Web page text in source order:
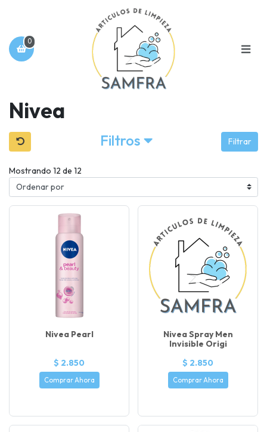
0
Nivea
Filtros Filtrar
Mostrando 12 de 12
Nivea Pearl
$ 2.850
Comprar Ahora
Nivea Spray Men
Invisible Origi
$ 2.850
Comprar Ahora